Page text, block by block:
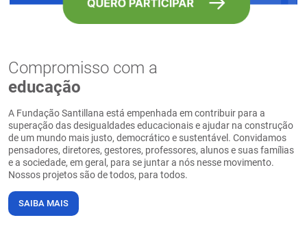
Compromisso com a
educação
A Fundação Santillana está empenhada em contribuir para a
superação das desigualdades educacionais e ajudar na construção
de um mundo mais justo, democrático e sustentável. Convidamos
pensadores, diretores, gestores, professores, alunos e suas famílias
e a sociedade, em geral, para se juntar a nós nesse movimento.
Nossos projetos são de todos, para todos.
SAIBA MAIS